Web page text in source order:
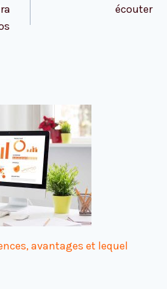
écouter
avantages et lequel